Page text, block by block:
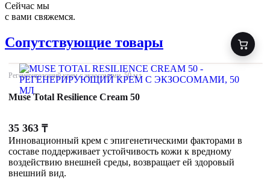
Сейчас мы
с вами свяжемся.
Сопутствующие товары
Регенерирующий крем с экзосомами, 50 мл
Muse Total Resilience Cream 50
35 363 ₸
Инновационный крем с эпигенетическими факторами в
составе поддерживает устойчивость кожи к вредному
воздействию внешней среды, возвращает ей здоровый
внешний вид.